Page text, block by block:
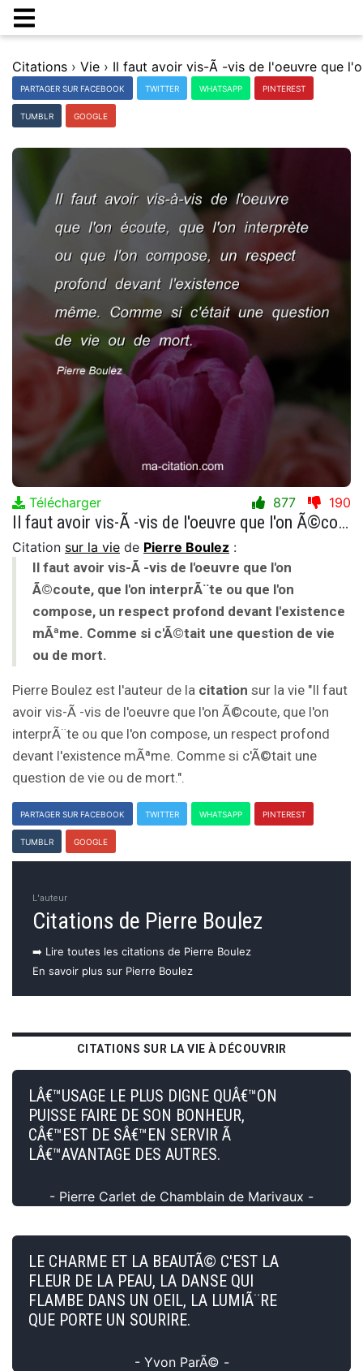
Citations › Vie ›
PARTAGER SUR FACEBOOK TWITTER WHATSAPP PINTEREST
TUMBLR GOOGLE
Télécharger 877 190
Il faut avoir vis-Ã -vis de l'oeuvre que l'on Ã©coute, que l'on interprÃ¨te ou que l'on compose, un respect profond devant l'existence mÃªme. Comme si c'Ã©tait une question de vie ou de mort.
Citation sur la vie de Pierre Boulez :
Il faut avoir vis-Ã -vis de l'oeuvre que l'on
Ã©coute, que l'on interprÃ¨te ou que l'on
compose, un respect profond devant l'existence
mÃªme. Comme si c'Ã©tait une question de vie
ou de mort.
Pierre Boulez est l'auteur de la citation sur la vie "Il faut
avoir vis-Ã -vis de l'oeuvre que l'on Ã©coute, que l'on
interprÃ¨te ou que l'on compose, un respect profond
devant l'existence mÃªme. Comme si c'Ã©tait une
question de vie ou de mort.".
PARTAGER SUR FACEBOOK TWITTER WHATSAPP PINTEREST
TUMBLR GOOGLE
L'auteur
Citations de Pierre Boulez
➡️ Lire toutes les citations de Pierre Boulez
En savoir plus sur Pierre Boulez
CITATIONS SUR LA VIE À DÉCOUVRIR
LÂ€™USAGE LE PLUS DIGNE QUÂ€™ON
PUISSE FAIRE DE SON BONHEUR,
CÂ€™EST DE SÂ€™EN SERVIR Ã
LÂ€™AVANTAGE DES AUTRES.
- Pierre Carlet de Chamblain de Marivaux -
LE CHARME ET LA BEAUTÃ© C'EST LA
FLEUR DE LA PEAU, LA DANSE QUI
FLAMBE DANS UN OEIL, LA LUMIÃ¨RE
QUE PORTE UN SOURIRE.
- Yvon ParÃ© -